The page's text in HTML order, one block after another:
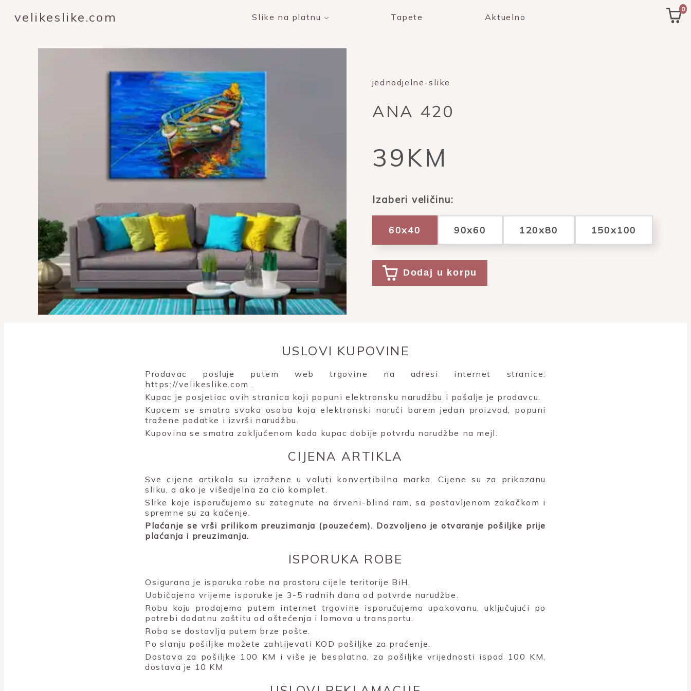
velikeslike.com Slike na platnu Tapete Aktuelno
0
jednodjelne-slike
ANA 420
39KM
Izaberi veličinu:
60x40 90x60 120x80 150x100
Dodaj u korpu
USLOVI KUPOVINE
Prodavac posluje putem web trgovine na adresi internet stranice:
https://velikeslike.com .
Kupac je posjetioc ovih stranica koji popuni elektronsku narudžbu i pošalje je prodavcu.
Kupcem se smatra svaka osoba koja elektronski naruči barem jedan proizvod, popuni
tražene podatke i izvrši narudžbu.
Kupovina se smatra zaključenom kada kupac dobije potvrdu narudžbe na mejl.
CIJENA ARTIKLA
Sve cijene artikala su izražene u valuti konvertibilna marka. Cijene su za prikazanu
sliku, a ako je višedjelna za cio komplet.
Slike koje isporučujemo su zategnute na drveni-blind ram, sa postavljenom zakačkom i
spremne su za kačenje.
Plaćanje se vrši prilikom preuzimanja (pouzećem). Dozvoljeno je otvaranje pošiljke prije
plaćanja i preuzimanja.
ISPORUKA ROBE
Osigurana je isporuka robe na prostoru cijele teritorije BiH.
Uobičajeno vrijeme isporuke je 3-5 radnih dana od potvrde narudžbe.
Robu koju prodajemo putem internet trgovine isporučujemo upakovanu, uključujući po
potrebi dodatnu zaštitu od oštećenja i lomova u transportu.
Roba se dostavlja putem brze pošte.
Po slanju pošiljke možete zahtijevati KOD pošiljke za praćenje.
Dostava za pošiljke 100 KM i više je besplatna, za pošiljke vrijednosti ispod 100 KM,
dostava je 10 KM